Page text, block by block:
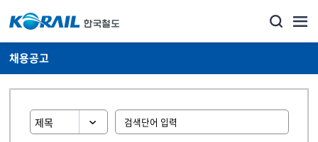
채용공고